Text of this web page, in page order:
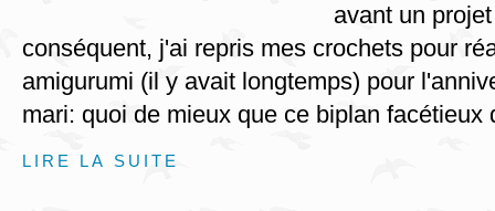
avant un
conséquent, j'ai repris mes crochets pour
amigurumi (il y avait longtemps) pour
mari: quoi de mieux que ce biplan facétieux
LIRE LA SUITE